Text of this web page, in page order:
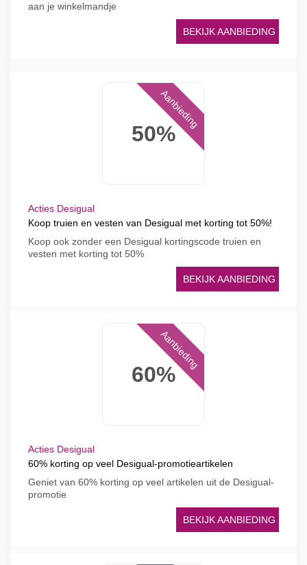
aan je winkelmandje
BEKIJK AANBIEDING
50%
Aanbieding
Acties Desigual
Koop truien en vesten van Desigual met korting tot 50%!
Koop ook zonder een Desigual kortingscode truien en
vesten met korting tot 50%
BEKIJK AANBIEDING
60%
Aanbieding
Acties Desigual
60% korting op veel Desigual-promotieartikelen
Geniet van 60% korting op veel artikelen uit de Desigual-
promotie
BEKIJK AANBIEDING